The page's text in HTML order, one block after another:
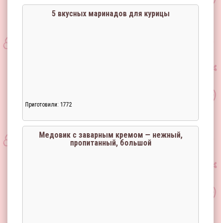
5 вкусных маринадов для курицы
Приготовили: 1772
Медовик с заварным кремом — нежный,
пропитанный, большой